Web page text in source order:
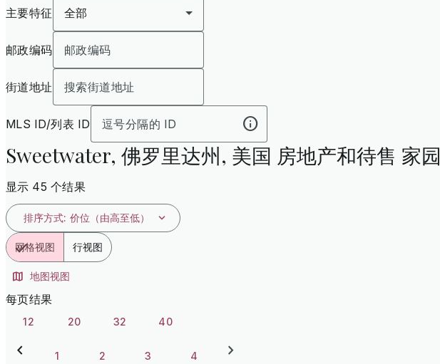
主要特征 全部
邮政编码
街道地址
MLS ID/列表 ID
Sweetwater, 佛罗里达州, 美国 房地产和待售 家园
显示 45 个结果
排序方式: 价位（由高至低）
网格视图 行视图
地图视图
每页结果
12 20 32 40
1 2 3 4